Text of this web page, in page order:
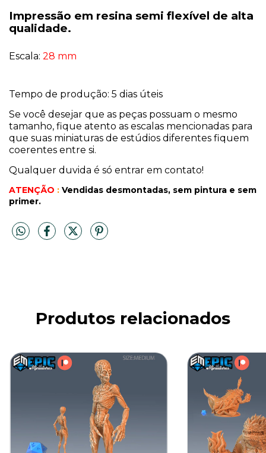
Impressão em resina semi flexível de alta
qualidade.
Escala: 28 mm
Tempo de produção: 5 dias úteis
Se você desejar que as peças possuam o mesmo
tamanho, fique atento as escalas mencionadas para
que suas miniaturas de estúdios diferentes fiquem
coerentes entre si.
Qualquer duvida é só entrar em contato!
ATENÇÃO : Vendidas desmontadas, sem pintura e sem
primer.
Produtos relacionados